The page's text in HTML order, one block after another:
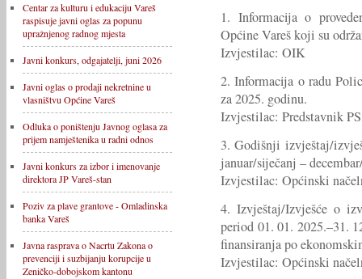
Centar za kulturu i edukaciju Vareš
raspisuje javni oglas za popunu
upražnjenog radnog mjesta
Javni konkurs, odgajatelji, juni 2026
Javni oglas o prodaji nekretnine u
vlasništvu Općine Vareš
Odluka o poništenju Javnog oglasa za
prijem namještenika u radni odnos
Javni konkurs za izbor i imenovanje
direktora JP Vareš-stan
Poziv za plave grantove - Omladinska
banka Vareš
Javna rasprava o Nacrtu Zakona o
prevenciji i suzbijanju korupcije u
Zeničko-dobojskom kantonu
1. Informacija o
Općine Vareš koji su
Izvjestilac: OIK
2. Informacija o radu
za 2025. godinu.
Izvjestilac: Predstavnik
3. Godišnji izvještaj/
januar/siječanj –
Izvjestilac: Općinski
4. Izvještaj/Izvješće o
period 01. 01. 2025.–31.
finansiranja po
Izvjestilac: Općinski